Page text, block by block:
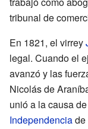
tribunal de
En 1821, el virrey
legal. Cuando el
avanzó y las
Nicolás de
unió a la causa
Independenciade